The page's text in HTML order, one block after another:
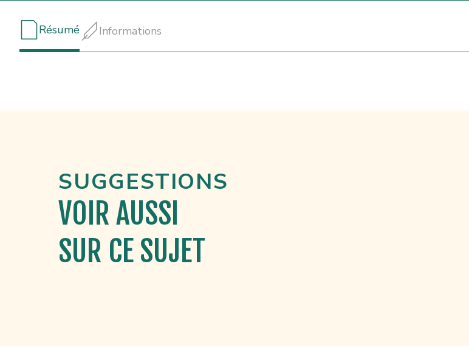
Résumé Informations
SUGGESTIONS
VOIR AUSSI
SUR CE SUJET